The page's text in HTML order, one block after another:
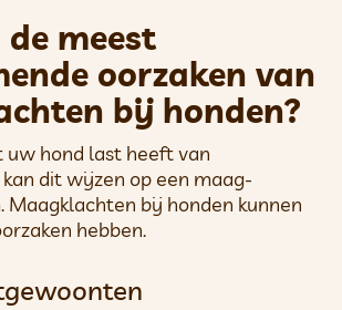
meest
oorzaken van
bij honden?
uw hond last heeft van
dit wijzen op een maag-
Maagklachten bij honden kunnen
hebben.